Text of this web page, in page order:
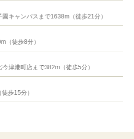
キャンパスまで1638m（徒歩21分）
（徒歩8分）
津港町店まで382m（徒歩5分）
歩15分）